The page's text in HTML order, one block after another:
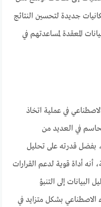
جديدة لتحسين النتائج
المعقدة لمساعدتهم في
في عملية اتخاذ
في العديد من
بفضل قدرته على تحليل
أداة قوية لدعم القرارات
البيانات إلى التنبؤ
الاصطناعي بشكل متزايد في